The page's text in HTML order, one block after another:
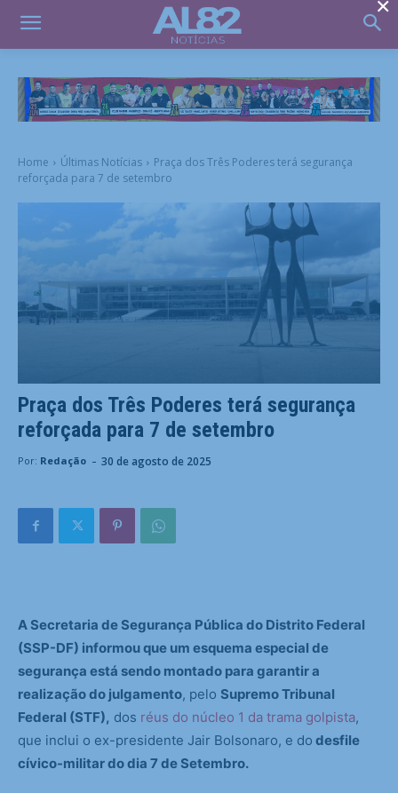
Home Últimas Notícias
Praça dos Três Poderes terá segurança
reforçada para 7 de setembro
Praça dos Três Poderes terá segurança
reforçada para 7 de setembro
Por: Redação - 30 de agosto de 2025
A Secretaria de Segurança Pública do Distrito Federal
(SSP-DF) informou que um esquema especial de
segurança está sendo montado para garantir a
realização do julgamento, pelo Supremo Tribunal
Federal (STF), dos réus do núcleo 1 da trama golpista,
que inclui o ex-presidente Jair Bolsonaro, e do desfile
cívico-militar do dia 7 de Setembro.